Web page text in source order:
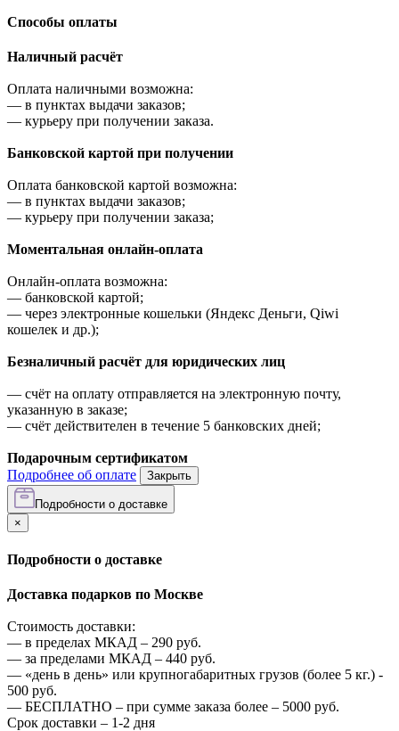
Cпособы оплаты
Наличный расчёт
Оплата наличными возможна:
— в пунктах выдачи заказов;
— курьеру при получении заказа.
Банковской картой при получении
Оплата банковской картой возможна:
— в пунктах выдачи заказов;
— курьеру при получении заказа;
Моментальная онлайн-оплата
Онлайн-оплата возможна:
— банковской картой;
— через электронные кошельки (Яндекс Деньги, Qiwi
кошелек и др.);
Безналичный расчёт для юридических лиц
— счёт на оплату отправляется на электронную почту,
указанную в заказе;
— счёт действителен в течение 5 банковских дней;
Подарочным сертификатом
Подробнее об оплате
Закрыть
Подробности о доставке
×
Подробности о доставке
Доставка подарков по Москве
Стоимость доставки:
— в пределах МКАД – 290 руб.
— за пределами МКАД – 440 руб.
— «день в день» или крупногабаритных грузов (более 5 кг.) -
500 руб.
— БЕСПЛАТНО – при сумме заказа более – 5000 руб.
Срок доставки – 1-2 дня